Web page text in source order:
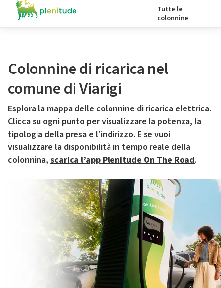
Tutte le
colonnine
Colonnine di ricarica nel
comune di Viarigi
Esplora la mappa delle colonnine di ricarica elettrica.
Clicca su ogni punto per visualizzare la potenza, la
tipologia della presa e l’indirizzo. E se vuoi
visualizzare la disponibilità in tempo reale della
colonnina, scarica l’app Plenitude On The Road.